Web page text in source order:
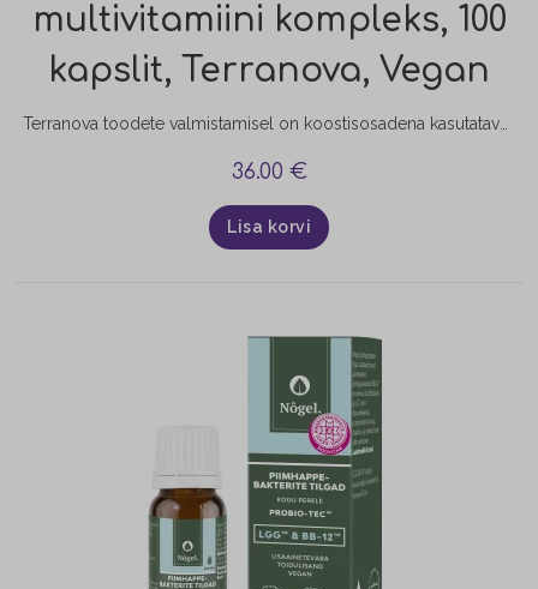
multivitamiini kompleks, 100
kapslit, Terranova, Vegan
Terranova toodete valmistamisel on koostisosadena kasutatavad taimed kuivatatud külmkuivatamismeetodil, mis aitab säilita nende algse biokeemilise koostise. Taimede külmkuivatamine suurendab ka toitainete suuremat biokättesaadavust. Terranova Prenatal Multivitamin Complex on spetsiaalselt välja töötatud last ootavatele naistele, aga sobib hästi ka imetavatele emadele. See kompleks sisaldab kõiki peamisi vitamiine ja mineraalaineid, mis on vajalikud nii emale kui lootele lapse arenguperioodil. Sisaldab ka optimaalsetes…
36.00 €
Lisa korvi